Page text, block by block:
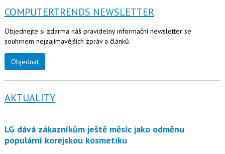
COMPUTERTRENDS NEWSLETTER
Objednejte si zdarma náš pravidelný informační newsletter se
souhrnem nejzajímavějších zpráv a článků.
Objednat
AKTUALITY
LG dává zákazníkům ještě měsíc jako odměnu
populární korejskou kosmetiku